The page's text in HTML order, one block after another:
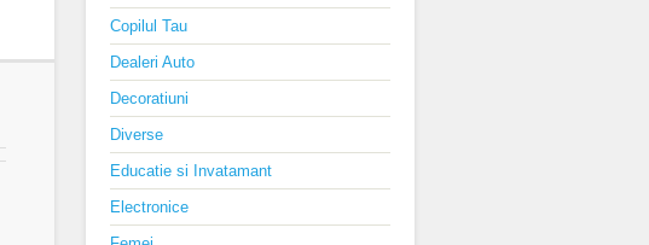
Copilul Tau
Dealeri Auto
Decoratiuni
Diverse
Educatie si Invatamant
Electronice